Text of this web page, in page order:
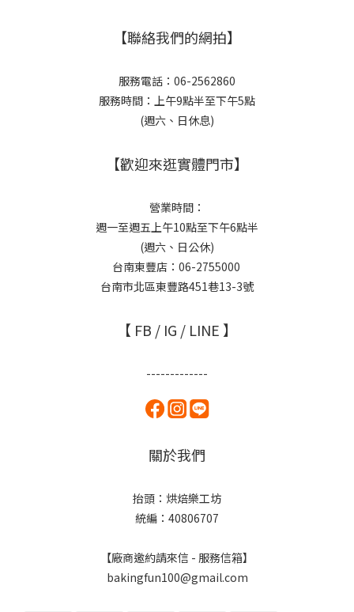
【聯絡我們的網拍】
服務電話：06-2562860
服務時間：上午9點半至下午5點
(週六、日休息)
【歡迎來逛實體門市】
營業時間：
週一至週五上午10點至下午6點半
(週六、日公休)
台南東豐店：06-2755000
台南市北區東豐路451巷13-3號
【 FB / IG / LINE 】
-------------
關於我們
抬頭：烘焙樂工坊
統編：40806707
【廠商邀約請來信 - 服務信箱】
bakingfun100@gmail.com